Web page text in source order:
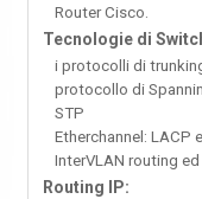
Router Cisco.
Tecnologie di
i protocolli di
protocollo di
STP
Etherchannel: LACP
InterVLAN routing
Routing IP: